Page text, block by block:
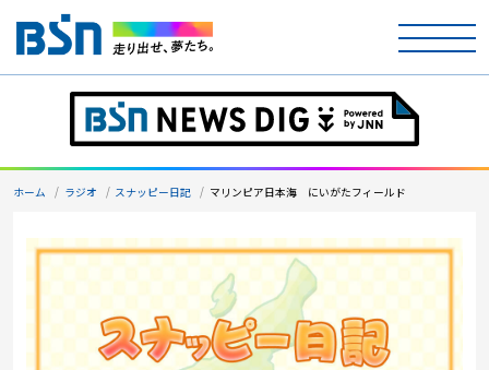
ホーム
テレビ
アナウンサー
イベント
ホーム ラジオ スナッピー日記 マリンピア日本海 にいがたフィールド